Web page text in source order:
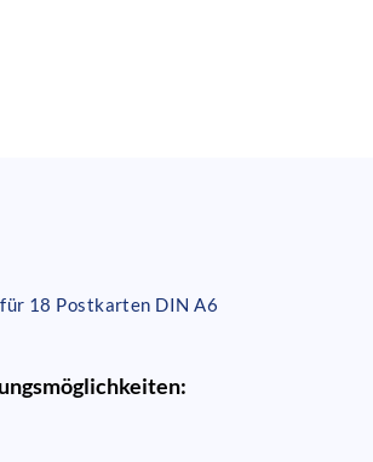
18 Postkarten DIN A6